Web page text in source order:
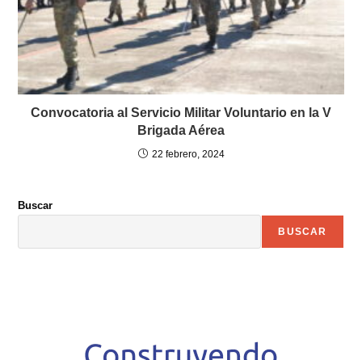
Convocatoria al Servicio Militar Voluntario en la V
Brigada Aérea
22 febrero, 2024
Buscar
BUSCAR